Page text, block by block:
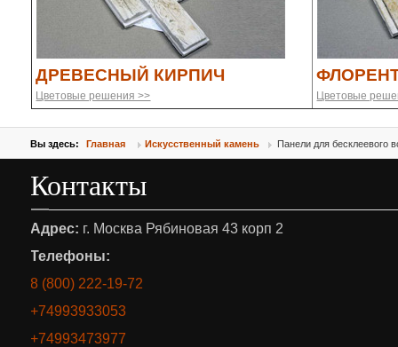
ДРЕВЕСНЫЙ КИРПИЧ
Цветовые решения >> Цветовые
Вы здесь: Главная Искусственный камень Панели для бесклеевого
Контакты
Адрес: г. Москва Рябиновая 43 корп 2
Телефоны:
8 (800) 222-19-72
+74993933053
+74993473977